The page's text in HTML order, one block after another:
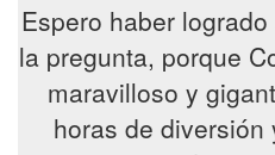
Espero haber
la pregunta, porque
maravilloso y
horas de diversión